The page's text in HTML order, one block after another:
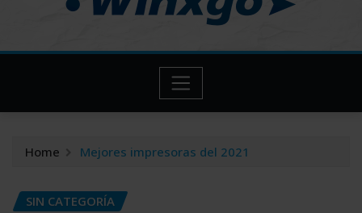
Home Mejores impresoras del 2021
SIN CATEGORÍA